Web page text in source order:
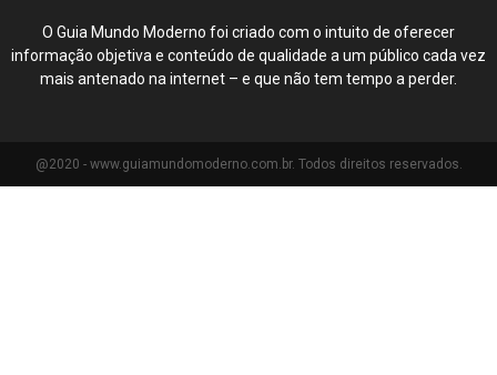
O Guia Mundo Moderno foi criado com o intuito de oferecer
informação objetiva e conteúdo de qualidade a um público cada vez
mais antenado na internet – e que não tem tempo a perder.
@2020 - www.guiamundomoderno.com.br. Todos direitos reservados.